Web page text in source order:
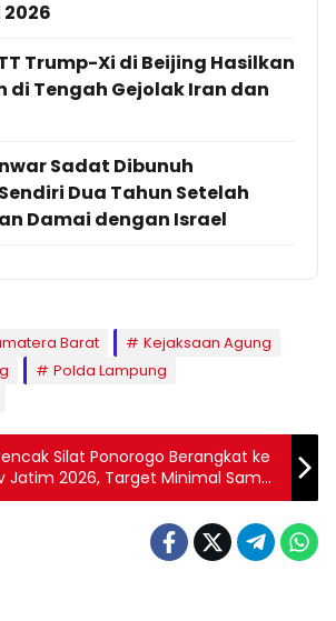
Trump-Xi di Beijing Hasilkan
di Tengah Gejolak Iran dan
Sadat Dibunuh
Dua Tahun Setelah
Damai dengan Israel
Barat
Kejaksaan Agung
Polda Lampung
Silat Ponorogo Berangkat ke
Jatim 2026, Target Minimal Samai